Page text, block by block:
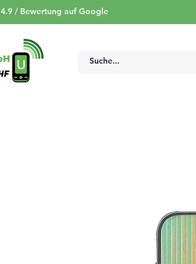
4.9 / Bewertung auf Google